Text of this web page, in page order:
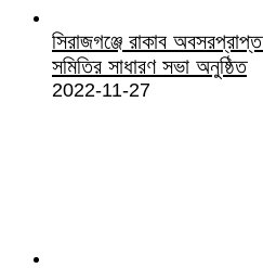
সিরাজগঞ্জে রাকাব অবসরপ্রাপ্ত
সমিতির সাধারণ সভা অনুষ্ঠিত
2022-11-27